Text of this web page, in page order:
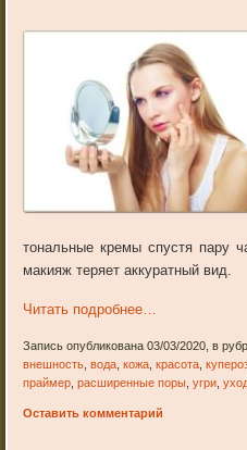
тональные кремы спустя пару
макияж теряет аккуратный вид.
Читать подробнее…
Запись опубликована 03/03/2020, в
внешность ,вода ,кожа ,красота ,
праймер ,расширенные поры ,угри ,
Оставить комментарий